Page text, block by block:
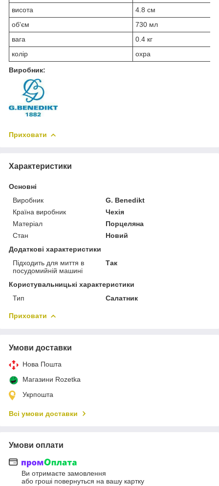
висота
4.8 см
об'єм
730 мл
вага
0.4 кг
колір
охра
Виробник:
Приховати
Характеристики
Основні
Виробник
G. Benedikt
Країна виробник
Чехія
Матеріал
Порцеляна
Стан
Новий
Додаткові характеристики
Підходить для миття в
посудомийній машині
Так
Користувальницькі характеристики
Тип
Салатник
Приховати
Умови доставки
Нова Пошта
Магазини Rozetka
Укрпошта
Всі умови доставки
Умови оплати
Ви отримаєте замовлення
або гроші повернуться на вашу картку